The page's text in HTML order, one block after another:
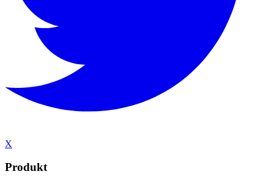
X
Produkt